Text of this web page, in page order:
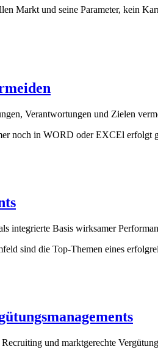
Markt und seine Parameter, kein
Verantwortungen und Zielen
noch in WORD oder EXCEl
integrierte Basis wirksamer
sind die Top-Themen eines
und marktgerechte